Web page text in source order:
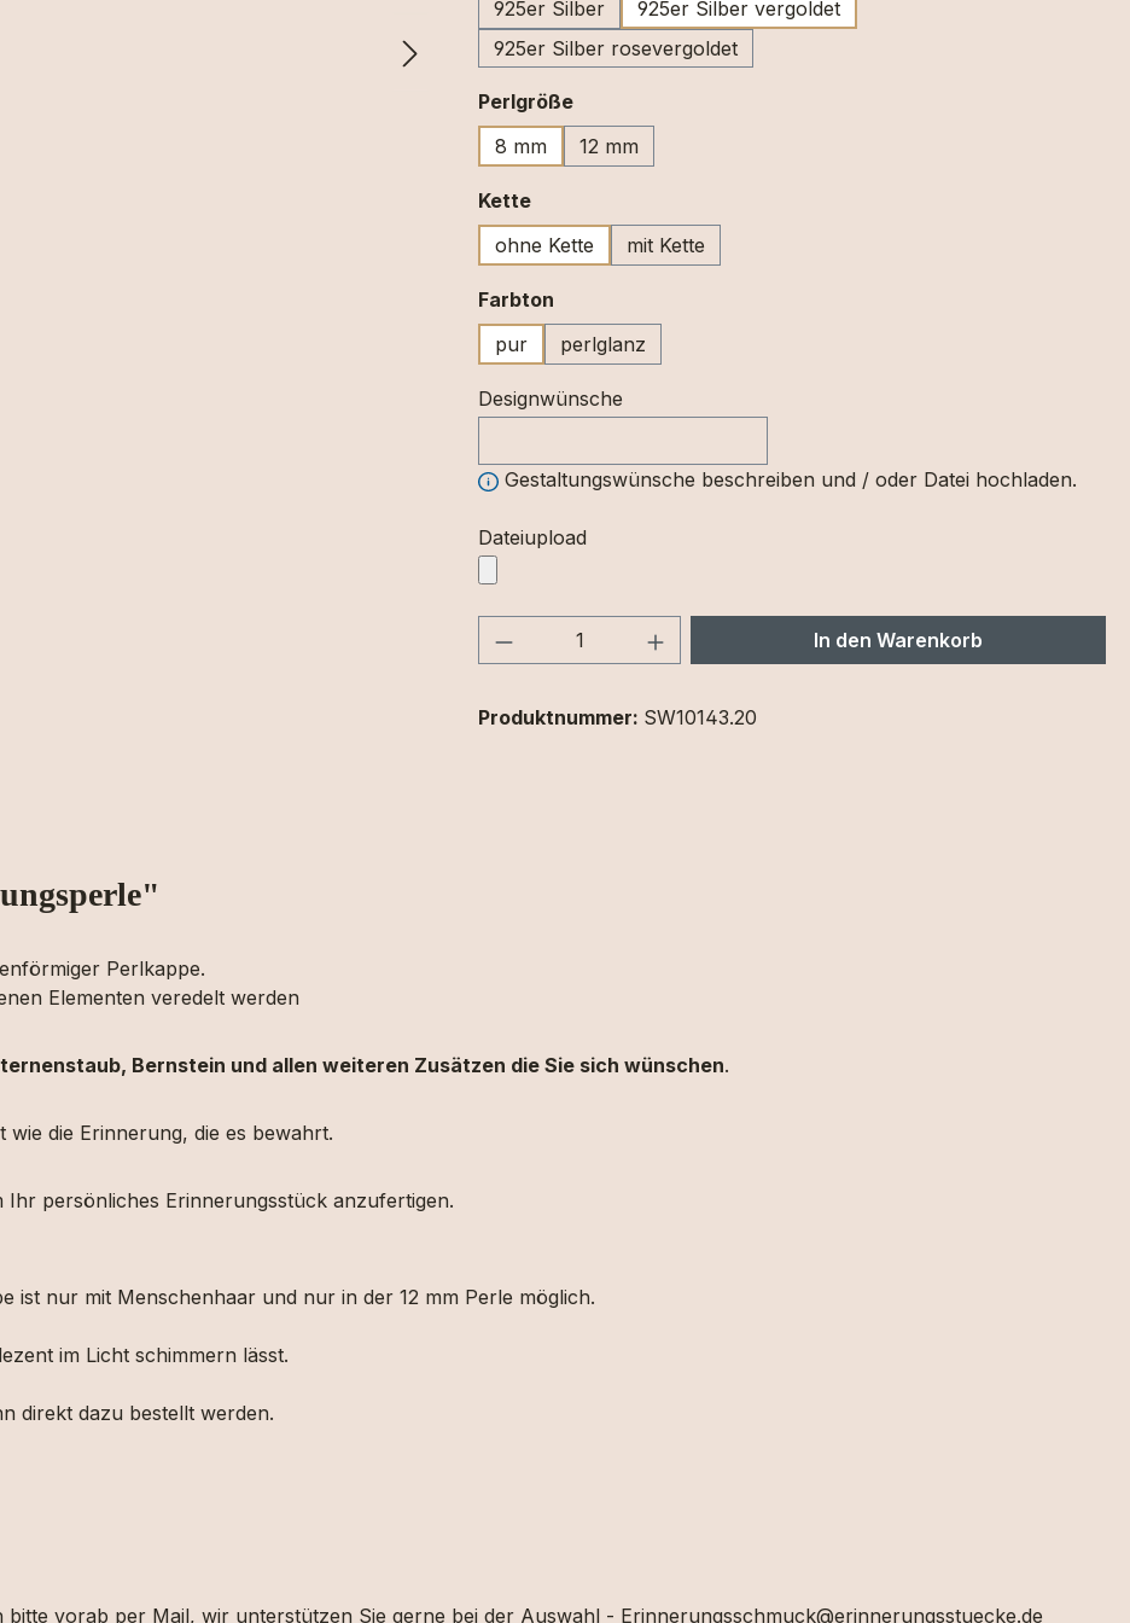
925er Silber
925er Silber vergoldet
925er Silber rosevergoldet
Perlgrößeauswählen
8 mm
12 mm
Ketteauswählen
ohne Kette
mit Kette
Farbton
pur
perlglanz
Designwünsche
Gestaltungswünsche beschreiben und / oder Datei hochladen.
Dateiupload
Produkt Anzahl: Gib den gewünschten Wert
In den Warenkorb
Produktnummer: SW10143.20
Perlkappe.
Elementen veredelt werden
Bernstein und allen weiteren Zusätzen die Sie sich wünschen.
die Erinnerung, die es bewahrt.
Ihr persönliches Erinnerungsstück anzufertigen.
ist nur mit Menschenhaar und nur in der 12 mm Perle möglich.
im Licht schimmern lässt.
direkt dazu bestellt werden.
bitte vorab per Mail, wir unterstützen Sie gerne bei der Auswahl - Erinnerungsschmuck@erinnerungsstuecke.de